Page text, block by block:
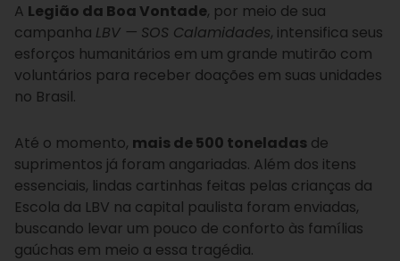
A Legião da Boa Vontade, por meio de sua
campanha LBV — SOS Calamidades, intensifica seus
esforços humanitários em um grande mutirão com
voluntários para receber doações em suas unidades
no Brasil.
Até o momento, mais de 500 toneladas de
suprimentos já foram angariadas. Além dos itens
essenciais, lindas cartinhas feitas pelas crianças da
Escola da LBV na capital paulista foram enviadas,
buscando levar um pouco de conforto às famílias
gaúchas em meio a essa tragédia.